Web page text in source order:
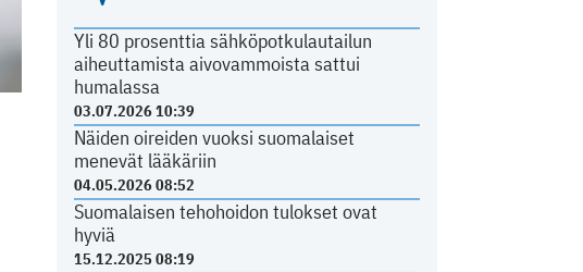
Yli 80 prosenttia sähköpotkulautailun
aiheuttamista aivovammoista sattui
humalassa
03.07.2026 10:39
Näiden oireiden vuoksi suomalaiset
menevät lääkäriin
04.05.2026 08:52
Suomalaisen tehohoidon tulokset ovat
hyviä
15.12.2025 08:19